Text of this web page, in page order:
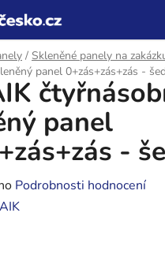
/ Skleněné panely na
panel 0+zás+zás+zás -
panel
-
Podrobnosti hodnocení